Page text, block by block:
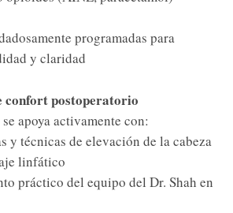
programadas para
y claridad
confort postoperatorio
apoya activamente con:
y técnicas de elevación de la cabeza
linfático
práctico del equipo del Dr. Shah en